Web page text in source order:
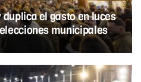
el gasto en luces
municipales